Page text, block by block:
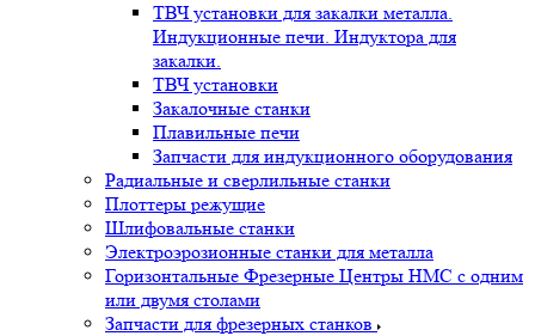
ТВЧ установки для закалки металла.
Индукционные печи. Индуктора для
закалки.
ТВЧ установки
Закалочные станки
Плавильные печи
Запчасти для индукционного оборудования
Радиальные и сверлильные станки
Плоттеры режущие
Шлифовальные станки
Электроэрозионные станки для металла
Горизонтальные Фрезерные Центры HMC с одним
или двумя столами
Запчасти для фрезерных станков